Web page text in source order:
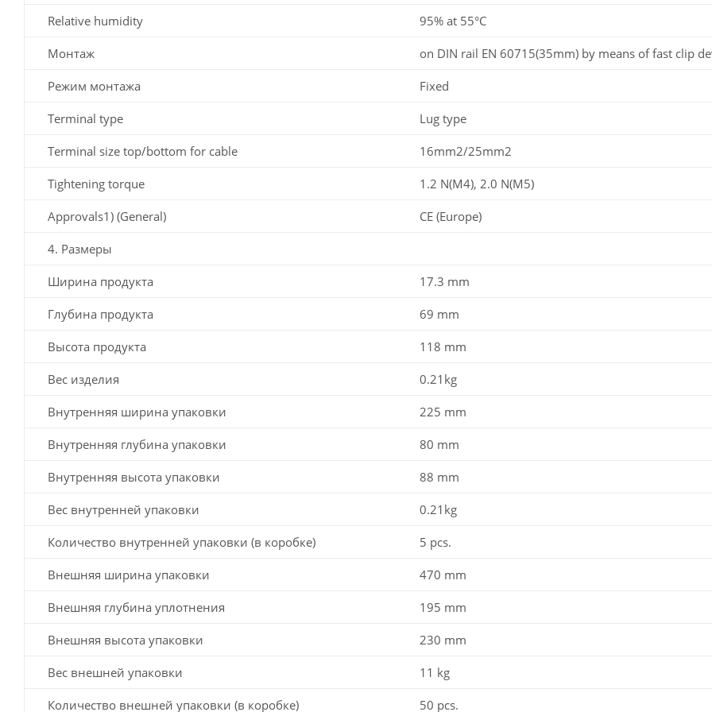
Relative humidity 95% at 55°C
Монтаж on DIN rail EN 60715(35mm) by means of fast clip
Режим монтажа Fixed
Terminal type Lug type
Terminal size top/bottom for cable 16mm2/25mm2
Tightening torque 1.2 N(M4), 2.0 N(M5)
Approvals1) (General) CE (Europe)
4. Размеры
Ширина продукта 17.3 mm
Глубина продукта 69 mm
Высота продукта 118 mm
Вес изделия 0.21kg
Внутренняя ширина упаковки 225 mm
Внутренняя глубина упаковки 80 mm
Внутренняя высота упаковки 88 mm
Вес внутренней упаковки 0.21kg
Количество внутренней упаковки (в коробке) 5 pcs.
Внешняя ширина упаковки 470 mm
Внешняя глубина уплотнения 195 mm
Внешняя высота упаковки 230 mm
Вес внешней упаковки 11 kg
Количество внешней упаковки (в коробке) 50 pcs.